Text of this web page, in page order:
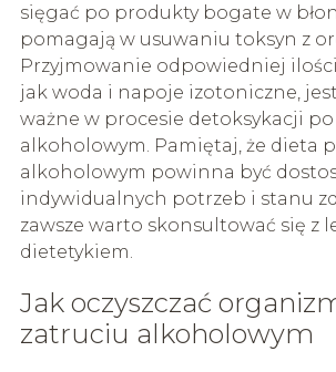
sięgać po produkty bogate w
pomagają w usuwaniu toksyn z
Przyjmowanie odpowiedniej
jak woda i napoje izotoniczne,
ważne w procesie detoksykacji
alkoholowym. Pamiętaj, że dieta
alkoholowym powinna być
indywidualnych potrzeb i stanu
zawsze warto skonsultować się z
dietetykiem.
Jak oczyszczać
zatruciu alkoholowym